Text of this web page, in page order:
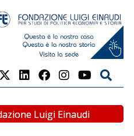
Luigi Einaudi